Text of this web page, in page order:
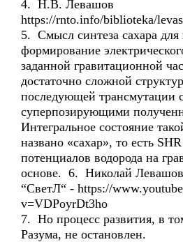
4. Н.В. Левашов
https://rnto.info/biblioteka/
5. Смысл синтеза сахара
формирование
заданной гравитационной
достаточно сложной
последующей трансмутации
суперпозирующими
Интегральное состояние
названо «сахар», то есть
потенциалов водорода на
основе. 6. Николай
“СветЛ“ - https://
v=VDPoyrDt3ho
7. Но процесс развития, в
Разума, не остановлен.